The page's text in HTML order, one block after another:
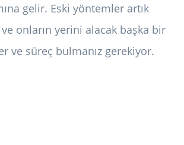
gelir. Eski yöntemler artık
ve onların yerini alacak başka bir
ve süreç bulmanız gerekiyor.